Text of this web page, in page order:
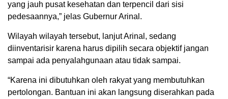
yang jauh pusat kesehatan dan terpencil dari sisi
pedesaannya,” jelas Gubernur Arinal.
Wilayah wilayah tersebut, lanjut Arinal, sedang
diinventarisir karena harus dipilih secara objektif jangan
sampai ada penyalahgunaan atau tidak sampai.
“Karena ini dibutuhkan oleh rakyat yang membutuhkan
pertolongan. Bantuan ini akan langsung diserahkan pada